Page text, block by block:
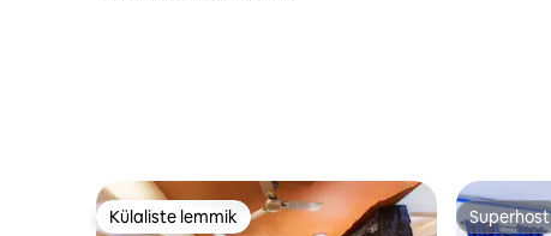
Külaliste lemmik
Külaliste lemmik Superhost
Superhost